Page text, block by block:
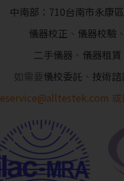
中南部：710台南市永康
儀器校正 、 儀器校驗 、
二手儀器 、 儀器租賃
如需要儀校委託 、 技術諮
eservice@alltestek.com